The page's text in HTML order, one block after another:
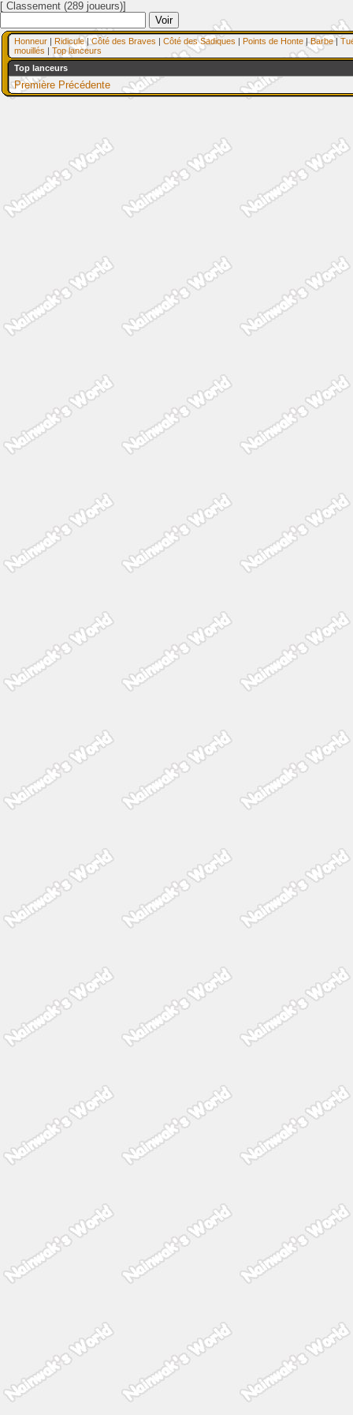
[ Classement (289 joueurs)]
Honneur | Ridicule|Côté des Braves | Côté des Sadiques | Points de Honte |Barbe|
mouillés | Top lanceurs
Top lanceurs
Première Précédente